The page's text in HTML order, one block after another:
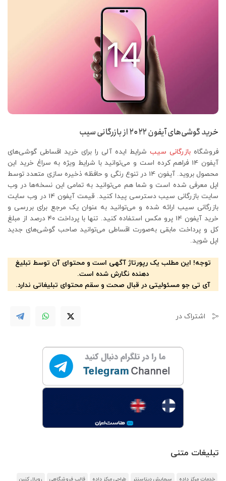
خرید گوشی‌های آیفون ۲۰۲۲ از بازرگانی سیب
فروشگاه بازرگانی سیب شرایط ایده آلی را برای خرید اقساطی گوشی‌های
آیفون 14 فراهم کرده است و می‌توانید با شرایط ویژه به سراغ خرید این
محصول بروید. آیفون 14 در تنوع رنگی و حافظه ذخیره سازی متعدد توسط
اپل معرفی شده است و شما هم می‌توانید به تمامی این نسخه‌ها در وب
سایت بازرگانی سیب دسترسی پیدا کنید. قیمت آیفون 14 در وب سایت
بازرگانی سیب ارائه شده و می‌توانید به عنوان یک مرجع برای بررسی و
خرید آیفون 14 پرو مکس استفاده کنید. تنها با پرداخت ۴۰ درصد از مبلغ
کل و پرداخت مابقی به‌صورت اقساطی می‌توانید صاحب گوشی‌های جدید
اپل شوید.
توجه! این مطلب یک رپورتاژ آگهی است و محتوای آن توسط تبلیغ
دهنده نگارش شده است.
آی تی جو مسئولیتی در قبال صحت و سقم محتوای تبلیغاتی ندارد.
اشتراک در
تبلیغات متنی
خدمات مرکز داده سرمایش دیتاسنتر طراحی مرکز داده قالب فروشگاهی رویال کنین